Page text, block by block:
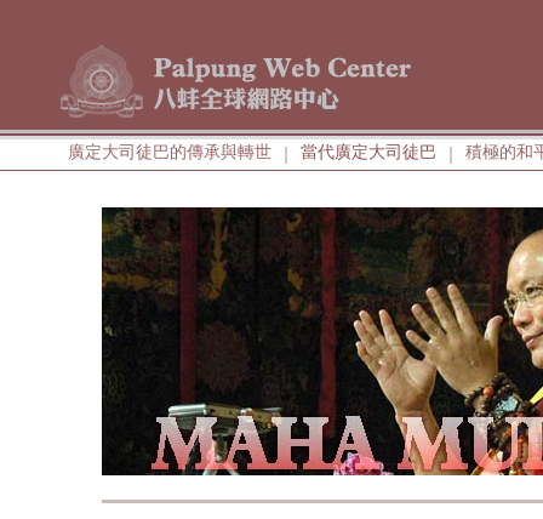
廣定大司徒巴的傳承與轉世 | 當代廣定大司徒巴 | 積極的和